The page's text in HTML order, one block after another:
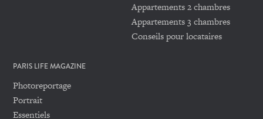
Appartements 2 chambres
Appartements 3 chambres
Conseils pour locataires
PARIS LIFE MAGAZINE
Photoreportage
Portrait
Essentiels